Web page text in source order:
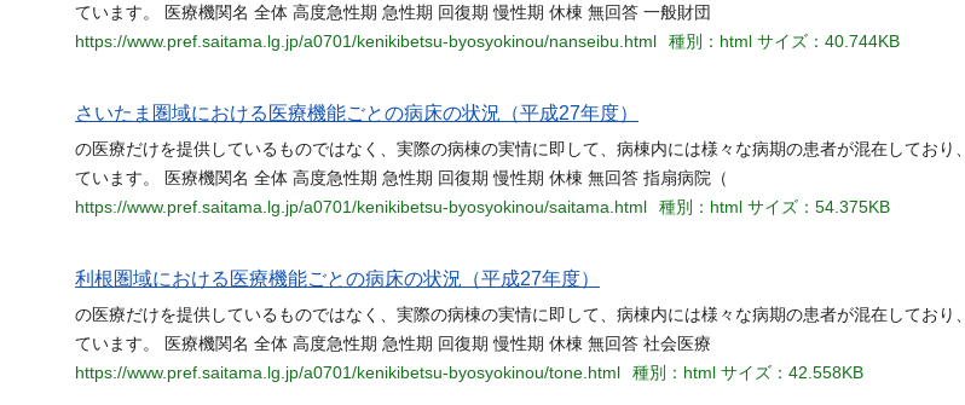
ています。 医療機関名 全体 高度急性期 急性期 回復期 慢性期 休棟 無回答 一般財団
https://www.pref.saitama.lg.jp/a0701/kenikibetsu-byosyokinou/nanseibu.html
種別：html サイズ：40.744KB
さいたま圏域における医療機能ごとの病床の状況（平成27年度）
の医療だけを提供しているものではなく、実際の病棟の実情に即して、病棟内には様々な病期の患者が混在しており、
ています。 医療機関名 全体 高度急性期 急性期 回復期 慢性期 休棟 無回答 指扇病院（
https://www.pref.saitama.lg.jp/a0701/kenikibetsu-byosyokinou/saitama.html
種別：html サイズ：54.375KB
利根圏域における医療機能ごとの病床の状況（平成27年度）
の医療だけを提供しているものではなく、実際の病棟の実情に即して、病棟内には様々な病期の患者が混在しており、
ています。 医療機関名 全体 高度急性期 急性期 回復期 慢性期 休棟 無回答 社会医療
https://www.pref.saitama.lg.jp/a0701/kenikibetsu-byosyokinou/tone.html
種別：html サイズ：42.558KB